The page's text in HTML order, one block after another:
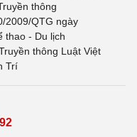
thông
2009/QTG ngày
thao - Du lịch
thông Luật Việt
Trí